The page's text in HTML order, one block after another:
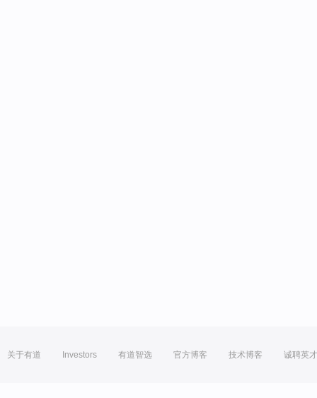
关于有道 Investors 有道智选 官方博客 技术博客 诚聘英才